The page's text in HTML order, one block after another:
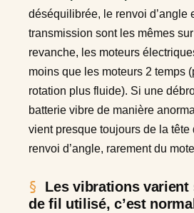
déséquilibrée, le renvoi d’angle
transmission sont les mêmes
revanche, les moteurs
moins que les moteurs 2 temps
rotation plus fluide). Si une
batterie vibre de manière
vient presque toujours de la tête
renvoi d’angle, rarement du
Les vibrations varient
de fil utilisé, c’est